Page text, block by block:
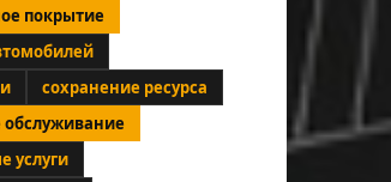
покрытие
сохранение ресурса
обслуживание
услуги